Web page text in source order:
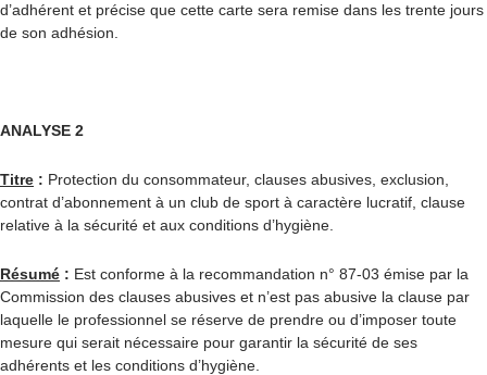
d’adhérent et précise que cette carte sera remise dans les trente jours
de son adhésion.
ANALYSE 2
Titre : Protection du consommateur, clauses abusives, exclusion,
contrat d’abonnement à un club de sport à caractère lucratif, clause
relative à la sécurité et aux conditions d’hygiène.
Résumé : Est conforme à la recommandation n° 87-03 émise par la
Commission des clauses abusives et n’est pas abusive la clause par
laquelle le professionnel se réserve de prendre ou d’imposer toute
mesure qui serait nécessaire pour garantir la sécurité de ses
adhérents et les conditions d’hygiène.